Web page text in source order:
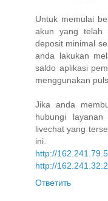
Untuk memulai
akun yang telah
deposit minimal
anda lakukan
saldo aplikasi
menggunakan
Jika anda
hubungi
livechat yang
ini.
http://
http://
Ответить